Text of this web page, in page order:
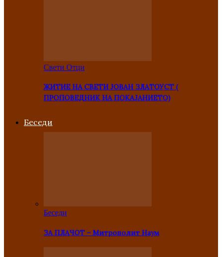
Свети Отци
ЖИТИЕ НА СВЕТИ ЈОВАН ЗЛАТОУСТ (
ПРОПОВЕДНИК НА ПОКАЈАНИЕТО)
Беседи
Беседи
ЗА ПЛАЧОТ – Митрополит Наум